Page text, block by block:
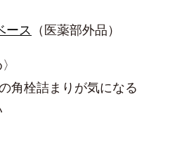
ース （医薬部外品）
角栓詰まりが気になる